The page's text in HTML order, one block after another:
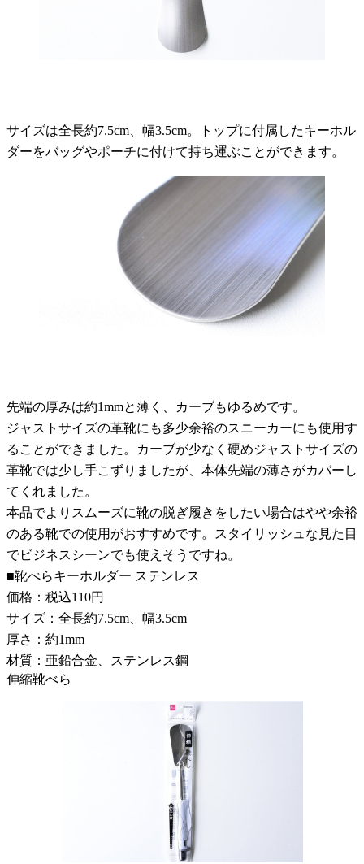
サイズは全長約7.5cm、幅3.5cm。トップに付属したキーホル
ダーをバッグやポーチに付けて持ち運ぶことができます。
先端の厚みは約1mmと薄く、カーブもゆるめです。
ジャストサイズの革靴にも多少余裕のスニーカーにも使用す
ることができました。カーブが少なく硬めジャストサイズの
革靴では少し手こずりましたが、本体先端の薄さがカバーし
てくれました。
本品でよりスムーズに靴の脱ぎ履きをしたい場合はやや余裕
のある靴での使用がおすすめです。スタイリッシュな見た目
でビジネスシーンでも使えそうですね。
■靴べらキーホルダー ステンレス
価格：税込110円
サイズ：全長約7.5cm、幅3.5cm
厚さ：約1mm
材質：亜鉛合金、ステンレス鋼
伸縮靴べら